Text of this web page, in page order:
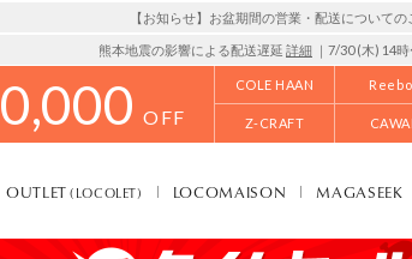
【お知らせ】お盆期間の営業・配送についての
熊本地震の影響による配送遅延 詳細 ｜7/30 (木) 14
OFF
COLE HAAN
Z-CRAFT
OUTLET(LOCOLET) LOCOMAISON MAGASEEK